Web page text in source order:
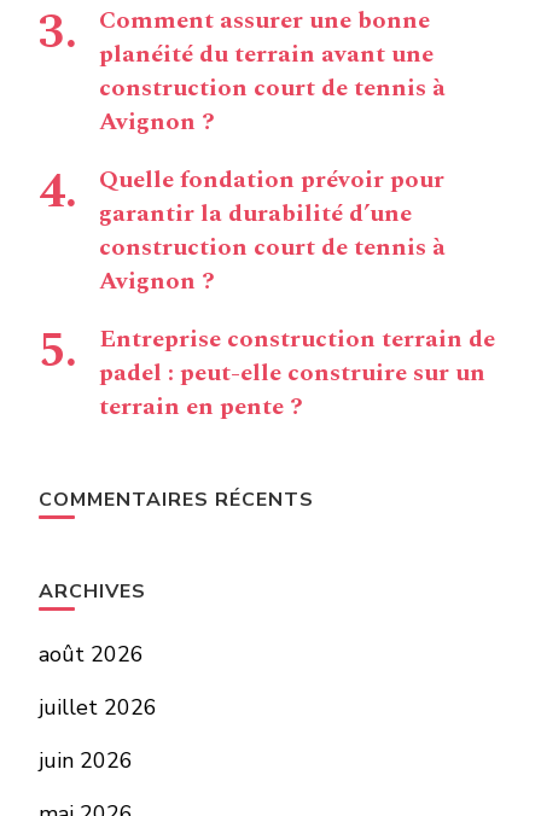
Comment assurer une bonne
planéité du terrain avant une
construction court de tennis à
Avignon ?
Quelle fondation prévoir pour
garantir la durabilité d’une
construction court de tennis à
Avignon ?
Entreprise construction terrain de
padel : peut-elle construire sur un
terrain en pente ?
COMMENTAIRES RÉCENTS
ARCHIVES
août 2026
juillet 2026
juin 2026